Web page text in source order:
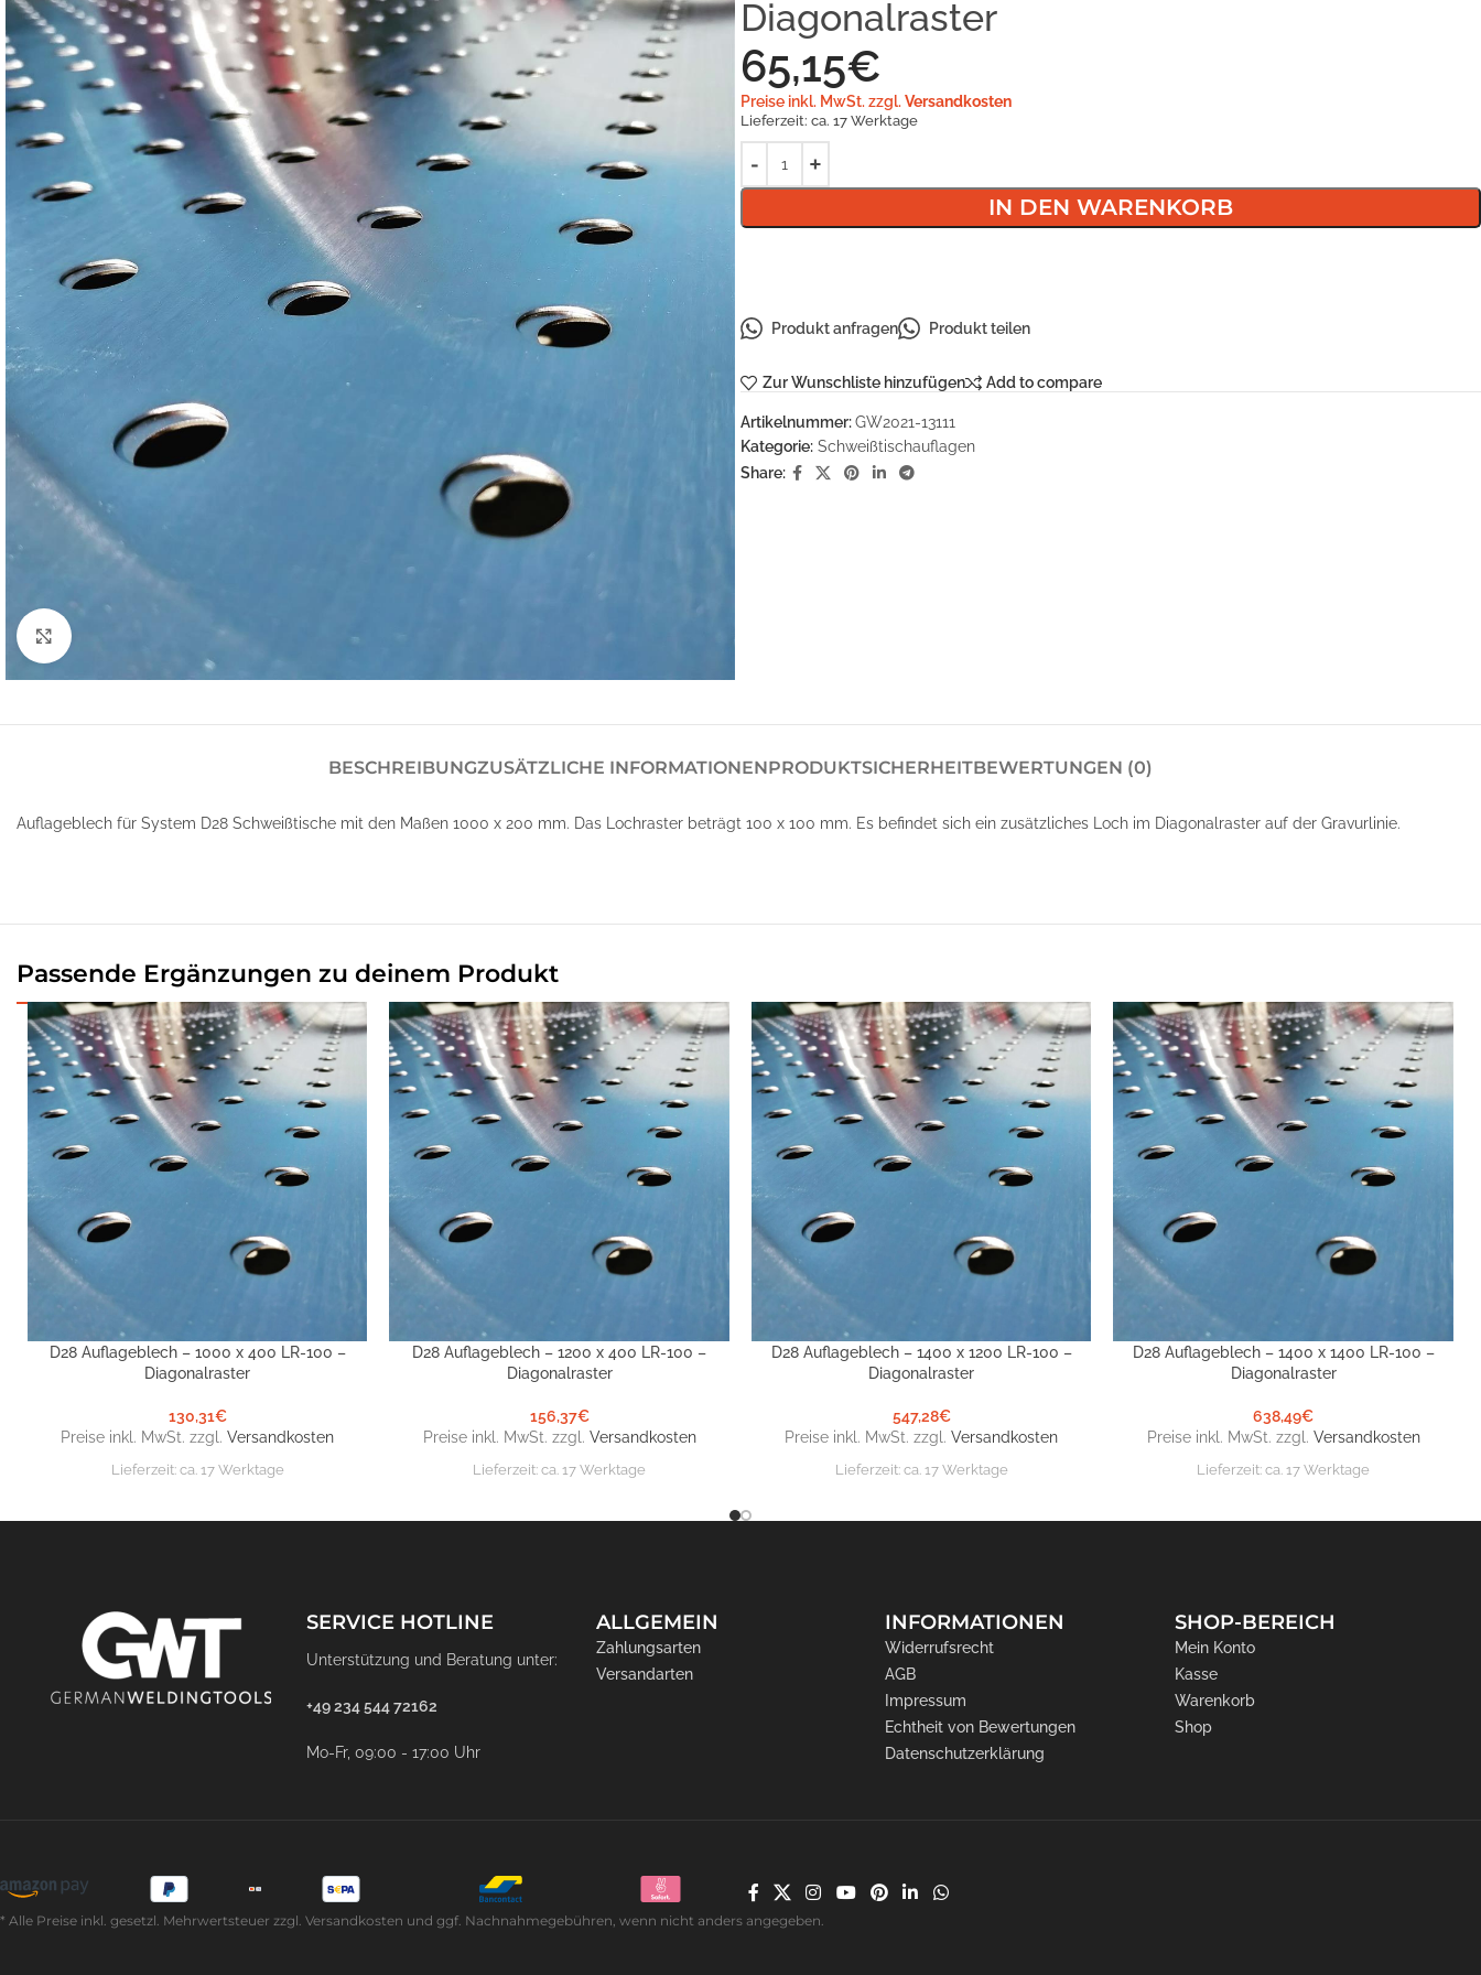
Diagonalraster
65,15€
Preise inkl. MwSt. zzgl. Versandkosten
Lieferzeit: ca. 17 Werktage
IN DEN WARENKORB
Produkt anfragen Produkt teilen
Zur Wunschliste hinzufügen Add to compare
Artikelnummer:GW2021-13111
Kategorie: Schweißtischauflagen
Share:
BESCHREIBUNGZUSÄTZLICHE INFORMATIONENPRODUKTSICHERHEITBEWERTUNGEN (0)
Auflageblech für System D28 Schweißtische mit den Maßen 1000 x 200 mm. Das Lochraster beträgt 100 x 100 mm. Es befindet sich ein zusätzliches Loch im Diagonalraster auf der Gravurlinie.
Passende Ergänzungen zu deinem Produkt
IN DEN WARENKORB
D28 Auflageblech – 1000 x 400 LR-100 –
Diagonalraster
130,31€
Preise inkl. MwSt. zzgl.Versandkosten
Lieferzeit: ca. 17 Werktage
IN DEN WARENKORB
D28 Auflageblech – 1200 x 400 LR-100 –
Diagonalraster
156,37€
Preise inkl. MwSt. zzgl. Versandkosten
Lieferzeit:ca. 17 Werktage
IN DEN WARENKORB
D28 Auflageblech – 1400 x 1200 LR-100 –
Diagonalraster
547,28€
Preise inkl. MwSt. zzgl.Versandkosten
Lieferzeit: ca. 17 Werktage
IN DEN WARENKORB
D28 Auflageblech – 1400 x 1400 LR-100 –
Diagonalraster
638,49€
Preise inkl. MwSt. zzgl. Versandkosten
Lieferzeit:ca. 17 Werktage
SERVICE HOTLINE
Unterstützung und Beratung unter:
+49 234 544 72162
Mo-Fr, 09:00 - 17:00 Uhr
ALLGEMEIN
Zahlungsarten
Versandarten
INFORMATIONEN
Widerrufsrecht
AGB
Impressum
Echtheit von Bewertungen
Datenschutzerklärung
SHOP-BEREICH
Mein Konto
Kasse
Warenkorb
Shop
* Alle Preise inkl. gesetzl. Mehrwertsteuer zzgl. Versandkosten und ggf. Nachnahmegebühren, wenn nicht anders angegeben.